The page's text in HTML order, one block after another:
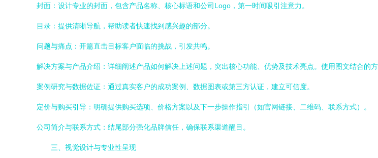
封面：设计专业的封面，包含产品名称、核心标语和公司Logo，第一时间吸引注意力。
目录：提供清晰导航，帮助读者快速找到感兴趣的部分。
问题与痛点：开篇直击目标客户面临的挑战，引发共鸣。
解决方案与产品介绍：详细阐述产品如何解决上述问题，突出核心功能、优势及技术亮点。使用图文结合的方
案例研究与数据佐证：通过真实客户的成功案例、数据图表或第三方认证，建立可信度。
定价与购买引导：明确提供购买选项、价格方案以及下一步操作指引（如官网链接、二维码、联系方式）。
公司简介与联系方式：结尾部分强化品牌信任，确保联系渠道醒目。
三、视觉设计与专业性呈现